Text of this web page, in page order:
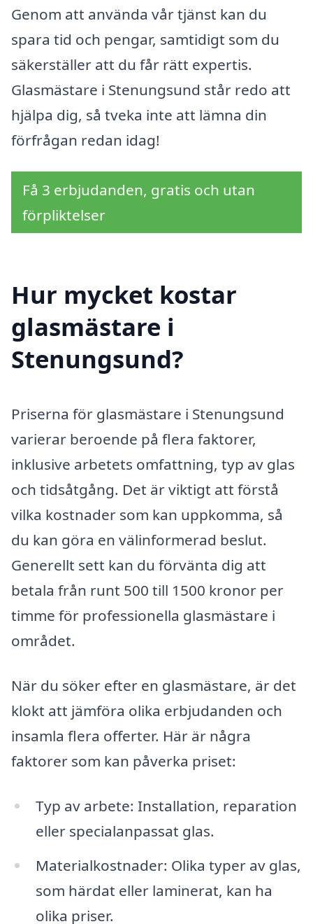
Genom att använda vår tjänst kan du
spara tid och pengar, samtidigt som du
säkerställer att du får rätt expertis.
Glasmästare i Stenungsund står redo att
hjälpa dig, så tveka inte att lämna din
förfrågan redan idag!
Få 3 erbjudanden, gratis och utan
förpliktelser
Hur mycket kostar
glasmästare i
Stenungsund?
Priserna för glasmästare i Stenungsund
varierar beroende på flera faktorer,
inklusive arbetets omfattning, typ av glas
och tidsåtgång. Det är viktigt att förstå
vilka kostnader som kan uppkomma, så
du kan göra en välinformerad beslut.
Generellt sett kan du förvänta dig att
betala från runt 500 till 1500 kronor per
timme för professionella glasmästare i
området.
När du söker efter en glasmästare, är det
klokt att jämföra olika erbjudanden och
insamla flera offerter. Här är några
faktorer som kan påverka priset:
Typ av arbete: Installation, reparation
eller specialanpassat glas.
Materialkostnader: Olika typer av glas,
som härdat eller laminerat, kan ha
olika priser.